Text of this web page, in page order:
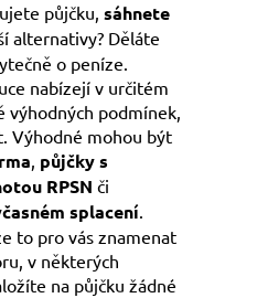
půjčku, sáhnete
alternativy? Děláte
o peníze.
nabízejí v určitém
výhodných podmínek,
Výhodné mohou být
, půjčky s
RPSN či
splacení.
to pro vás znamenat
v některých
na půjčku žádné